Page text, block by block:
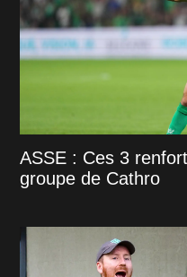
ASSE : Ces 3
groupe de Cathro